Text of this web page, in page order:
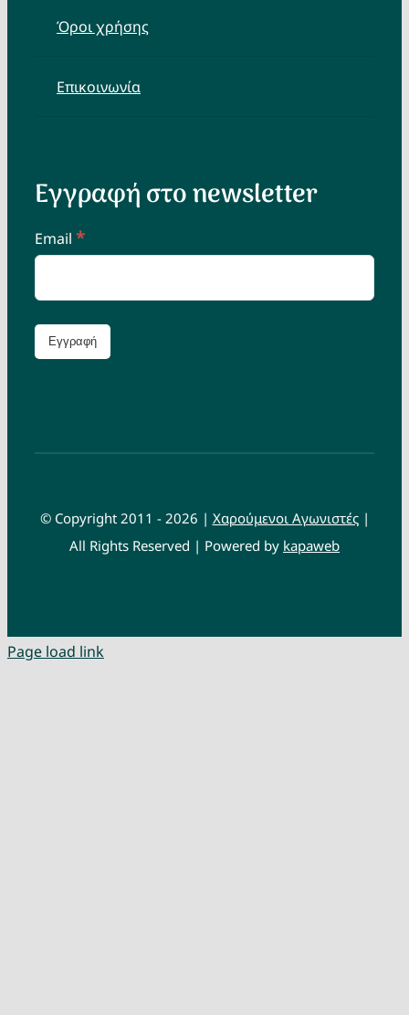
Όροι χρήσης
Επικοινωνία
Εγγραφή στο newsletter
Email *
© Copyright 2011 - 2026 | Χαρούμενοι Αγωνιστές|
All Rights Reserved | Powered by kapaweb
Page load link